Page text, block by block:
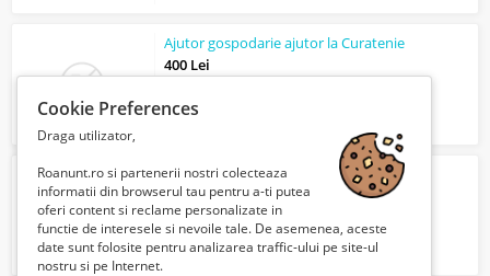
Ajutor gospodarie ajutor la Curatenie
400 Lei
Cautsa fac Menaj
400 Lei
Cookie Preferences
Draga utilizator,
Roanunt.ro si partenerii nostri colecteaza
informatii din browserul tau pentru a-ti putea
oferi content si reclame personalizate in
functie de interesele si nevoile tale. De asemenea, aceste
date sunt folosite pentru analizarea traffic-ului pe site-ul
nostru si pe Internet.